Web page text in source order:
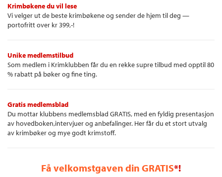
Krimbøkene du vil lese
Vi velger ut de beste krimbøkene og sender de hjem til deg —
portofritt over kr 399,-!
Unike medlemstilbud
Som medlem i Krimklubben får du en rekke supre tilbud med opptil 80
% rabatt på bøker og fine ting.
Gratis medlemsblad
Du mottar klubbens medlemsblad GRATIS, med en fyldig presentasjon
av hovedboken,intervjuer og anbefalinger. Her får du et stort utvalg
av krimbøker og mye godt krimstoff.
Få velkomstgaven din GRATIS*!